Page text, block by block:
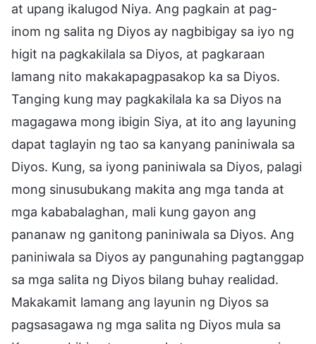
at upang ikalugod Niya. Ang pagkain at pag-
inom ng salita ng Diyos ay nagbibigay sa iyo ng
higit na pagkakilala sa Diyos, at pagkaraan
lamang nito makakapagpasakop ka sa Diyos.
Tanging kung may pagkakilala ka sa Diyos na
magagawa mong ibigin Siya, at ito ang layuning
dapat taglayin ng tao sa kanyang paniniwala sa
Diyos. Kung, sa iyong paniniwala sa Diyos, palagi
mong sinusubukang makita ang mga tanda at
mga kababalaghan, mali kung gayon ang
pananaw ng ganitong paniniwala sa Diyos. Ang
paniniwala sa Diyos ay pangunahing pagtanggap
sa mga salita ng Diyos bilang buhay realidad.
Makakamit lamang ang layunin ng Diyos sa
pagsasagawa ng mga salita ng Diyos mula sa